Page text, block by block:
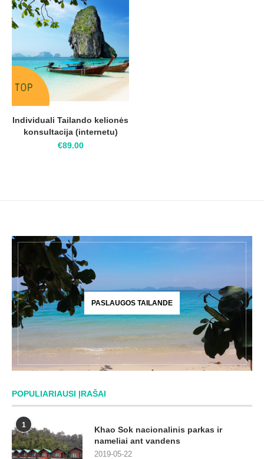
Individuali Tailando kelionės
konsultacija (internetu)
€89.00
PASLAUGOS TAILANDE
POPULIARIAUSI ĮRAŠAI
1
Khao Sok nacionalinis parkas ir
nameliai ant vandens
2019-05-22